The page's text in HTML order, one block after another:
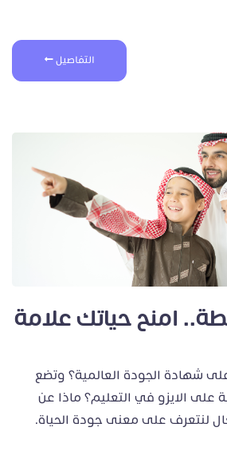
التفاصيل
امنح حياتك علامة
شهادة الجودة العالمية؟ وتضع
الايزو في التعليم؟ ماذا عن
لنتعرف على معنى جودة الحياة.